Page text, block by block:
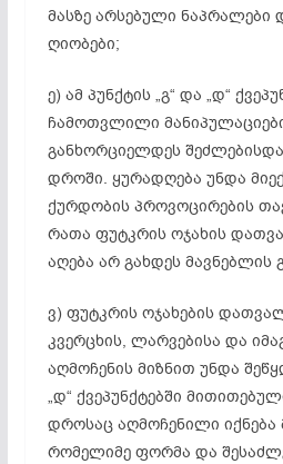
მასზე არსებული ნაპრალები
ღიობები;
ე) ამ პუნქტის „გ“ და „დ“
ჩამოთვლილი
განხორციელდეს
დროში. ყურადღება უნდა
ქურდობის პროვოცირების
რათა ფუტკრის ოჯახის
აღება არ გახდეს მავნებლის
ვ) ფუტკრის ოჯახების
კვერცხის, ლარვებისა და
აღმოჩენის მიზნით უნდა
„დ“ ქვეპუნქტებში
დროსაც აღმოჩენილი იქნება
რომელიმე ფორმა და